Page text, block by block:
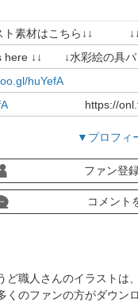
ト素材はこちら↓↓
here ↓↓ ↓水彩絵の具パ
huYefA
https://onl.tw/
からお探しいただけ
る」をクリックしますと素
イラストレーター名に「
ざいますので是非御利用し
▼プロフィ
ファン登
コメント
ど職人さんのイラストは
くのファンの方がダウン